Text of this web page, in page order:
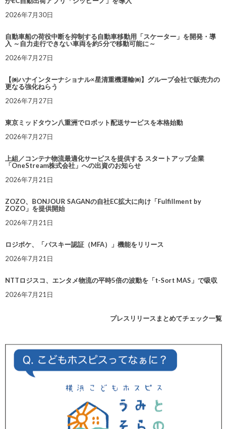
2026年7月30日
自動車船の荷役中断を抑制する自動車移動用「スケーター」を開発・導
入 ～自力走行できない車両を約5分で移動可能に～
2026年7月27日
【㈱ハナインターナショナル×星清重機運輸㈱】グループ会社で販売力の
更なる強化ねらう
2026年7月27日
東京ミッドタウン八重洲でロボット配送サービスを本格始動
2026年7月27日
上組／コンテナ物流最適化サービスを提供する スタートアップ企業
「OneStream株式会社」への出資のお知らせ
2026年7月21日
ZOZO、BONJOUR SAGANの自社EC拡大に向け「Fulfillment by
ZOZO」を提供開始
2026年7月21日
ロジポケ、「パスキー認証（MFA）」機能をリリース
2026年7月21日
NTTロジスコ、エンタメ物流の平時5倍の波動を「t-Sort MAS」で吸収
2026年7月21日
プレスリリースまとめてチェック一覧